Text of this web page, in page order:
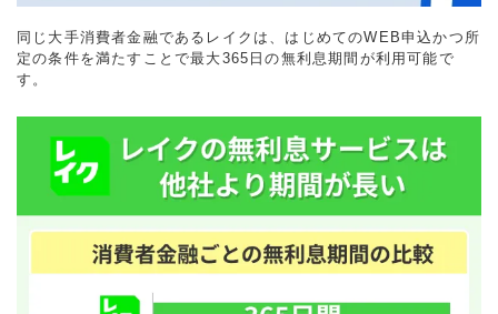
同じ大手消費者金融であるレイクは、はじめてのWEB申込かつ所
定の条件を満たすことで最大365日の無利息期間が利用可能で
す。